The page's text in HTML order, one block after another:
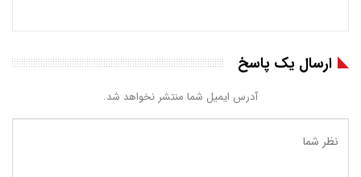
ارسال یک پاسخ
آدرس ایمیل شما منتشر نخواهد شد.